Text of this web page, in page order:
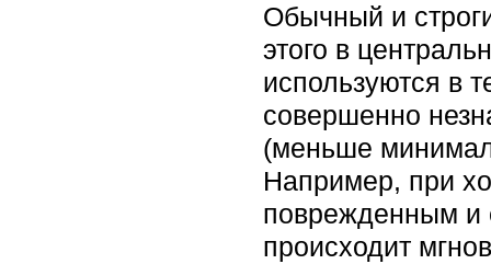
Обычный и
этого в
используются в
совершенно
(меньше
Например, при
поврежденным и
происходит